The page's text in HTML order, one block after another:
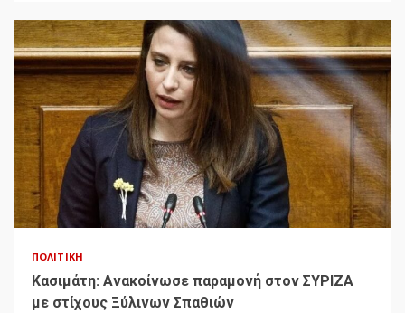
ΠΟΛΙΤΙΚΉ
Κασιμάτη: Ανακοίνωσε παραμονή στον ΣΥΡΙΖΑ
με στίχους Ξύλινων Σπαθιών